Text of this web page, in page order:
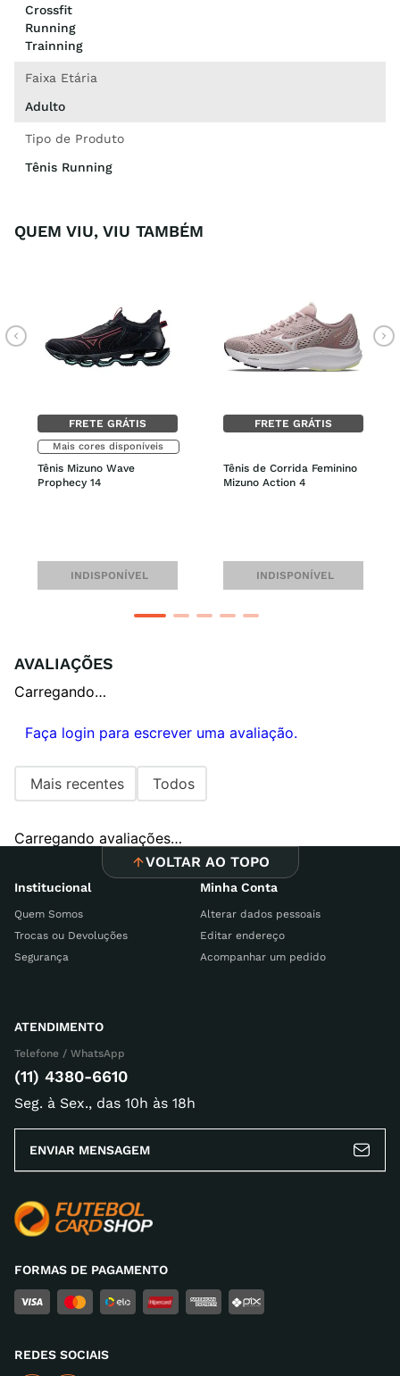
Crossfit
Running
Trainning
Faixa Etária
Adulto
Tipo de Produto
Tênis Running
QUEM VIU, VIU TAMBÉM
FRETE GRÁTIS
Mais cores disponíveis
Tênis Mizuno Wave
Prophecy 14
INDISPONÍVEL
FRETE GRÁTIS
Tênis de Corrida Feminino
Mizuno Action 4
INDISPONÍVEL
AVALIAÇÕES
Carregando…
Faça login para escrever uma avaliação.
Mais recentes Todos
Carregando avaliações…
VOLTAR AO TOPO
Institucional
Quem Somos
Trocas ou Devoluções
Segurança
Minha Conta
Alterar dados pessoais
Editar endereço
Acompanhar um pedido
ATENDIMENTO
Telefone / WhatsApp
(11) 4380-6610
Seg. à Sex., das 10h às 18h
ENVIAR MENSAGEM
FORMAS DE PAGAMENTO
REDES SOCIAIS